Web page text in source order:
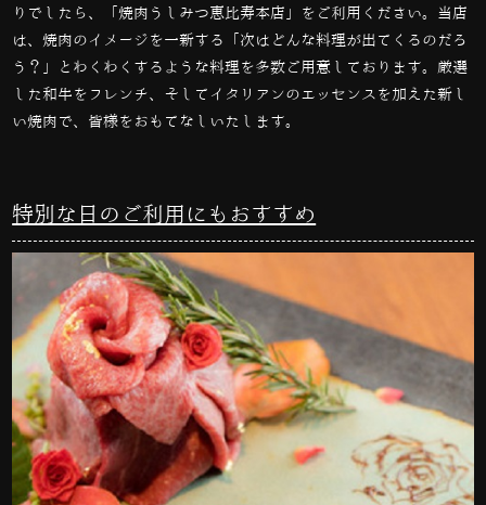
りでしたら、「焼肉うしみつ恵比寿本店」をご利用ください。当店
は、焼肉のイメージを一新する「次はどんな料理が出てくるのだろ
う？」とわくわくするような料理を多数ご用意しております。厳選
した和牛をフレンチ、そしてイタリアンのエッセンスを加えた新し
い焼肉で、皆様をおもてなしいたします。
特別な日のご利用にもおすすめ